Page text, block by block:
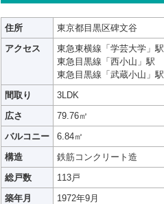
住所
東京都目黒区碑文谷
アクセス
東急東横線「学芸大学」駅
東急目黒線「西小山」駅
東急目黒線「武蔵小山」駅
間取り
3LDK
広さ
79.76㎡
バルコニー
6.84㎡
構造
鉄筋コンクリート造
総戸数
113戸
築年月
1972年9月